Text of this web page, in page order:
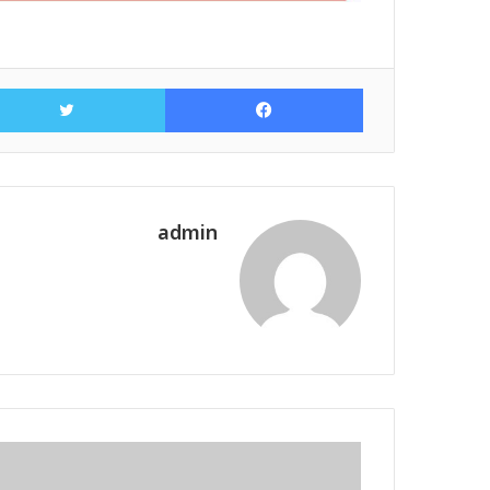
فيسبوك
admin